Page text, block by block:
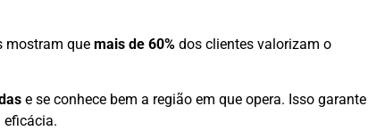
mostram que mais de 60% dos clientes valorizam o
e se conhece bem a região em que opera. Isso
eficácia.